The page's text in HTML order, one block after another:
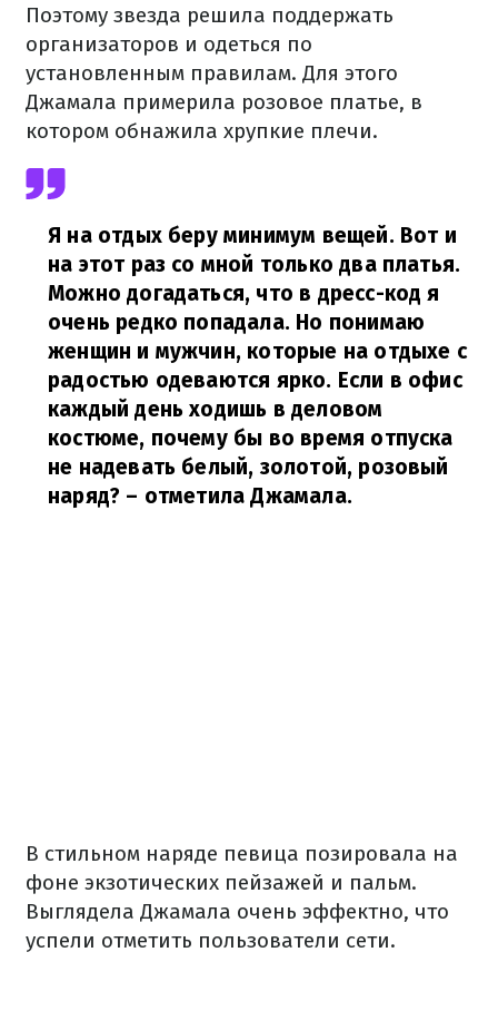
Поэтому звезда решила поддержать
организаторов и одеться по
установленным правилам. Для этого
Джамала примерила розовое платье, в
котором обнажила хрупкие плечи.
Я на отдых беру минимум вещей. Вот и
на этот раз со мной только два платья.
Можно догадаться, что в дресс-код я
очень редко попадала. Но понимаю
женщин и мужчин, которые на отдыхе с
радостью одеваются ярко. Если в офис
каждый день ходишь в деловом
костюме, почему бы во время отпуска
не надевать белый, золотой, розовый
наряд? – отметила Джамала.
В стильном наряде певица позировала на
фоне экзотических пейзажей и пальм.
Выглядела Джамала очень эффектно, что
успели отметить пользователи сети.